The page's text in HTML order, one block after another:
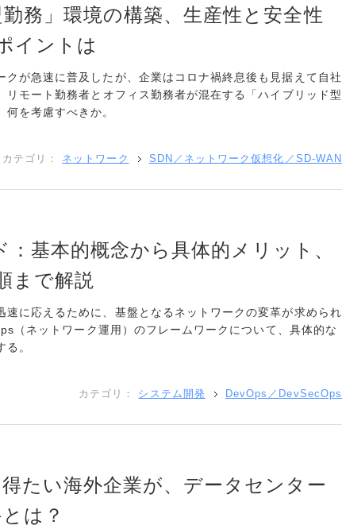
勤務」環境の構築、生産性と安全性
イントは
クが急速に普及したが、企業はコロナ禍終息後も見据えて自社
モート勤務者とオフィス勤務者が混在する「ハイブリッド型
を考慮すべきか。
カテゴリ： ネットワーク SDN／ネットワーク仮想化／SD-WAN
基本的概念から具体的メリット、
まで解説
速に応えるために、基盤となるネットワークの変革が求められ
（ネットワーク運用）のフレームワークについて、具体的な
。
カテゴリ： システム開発 DevOps／DevSecOps
たい海外企業が、データセンター
は？